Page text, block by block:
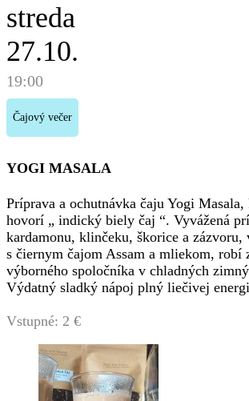
streda
27.10.
19:00
Čajový večer
YOGI MASALA
Príprava a ochutnávka čaju Yogi Masala,
hovorí „ indický biely čaj “. Vyvážená
kardamonu, klinčeku, škorice a
s čiernym čajom Assam a mliekom, robí
výborného spoločníka v chladných
Výdatný sladký nápoj plný liečivej
Vstupné: 2 €